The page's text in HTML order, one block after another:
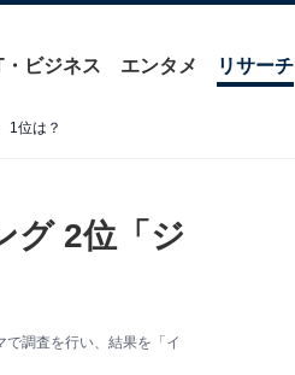
・ビジネス エンタメ リサーチ
1位は？
グ 2位「ジ
調査を行い、結果を「イ